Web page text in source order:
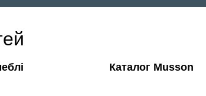
LUXмеблі Каталог Musson